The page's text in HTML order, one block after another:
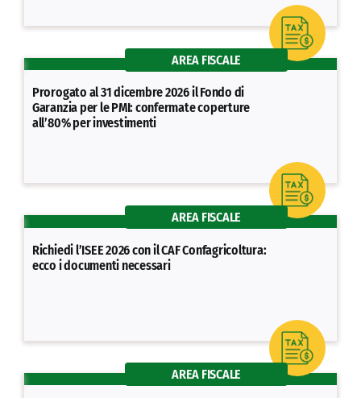
Prorogato al 31 dicembre 2026 il Fondo di
Garanzia per le PMI: confermate coperture
all’80% per investimenti
AREA FISCALE
Richiedi l’ISEE 2026 con il CAF Confagricoltura:
ecco i documenti necessari
AREA FISCALE
AREA FISCALE